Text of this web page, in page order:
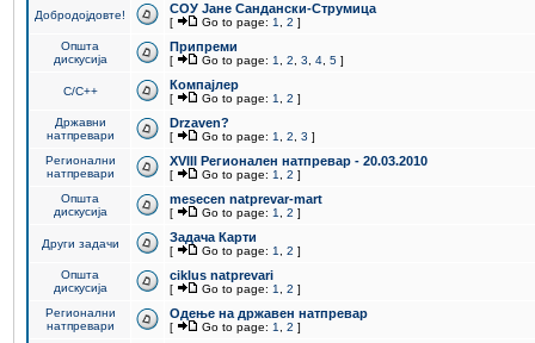
Добродојдовте! СОУ Јане Сандански-Струмица
[ Go to page: 1 2 ]
Општа
дискусија
Припреми
[ Go to page: 1 2 3 4 5 ]
C/C++ Компајлер
[ Go to page: 1 2 ]
Државни
натпревари
Drzaven?
[ Go to page: 1 2 3 ]
Регионални
натпревари
XVIII Регионален натпревар - 20.03.2010
[ Go to page: 1 2 ]
Општа
дискусија
mesecen natprevar-mart
[ Go to page: 1 2 ]
Други задачи Задача Карти
[ Go to page: 1 2 ]
Општа
дискусија
ciklus natprevari
[ Go to page: 1 2 ]
Регионални
натпревари
Одење на државен натпревар
[ Go to page: 1 2 ]